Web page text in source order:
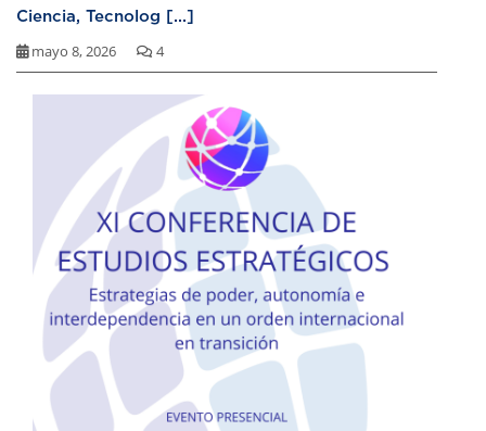
Ciencia, Tecnolog [...]
mayo 8, 2026 4